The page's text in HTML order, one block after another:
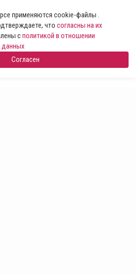
применяются cookie-файлы .
что согласны на их
сполитикой в отношении
данных
Согласен